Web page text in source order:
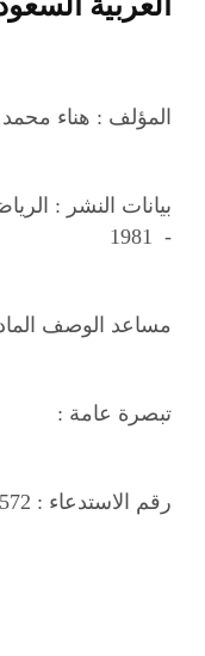
المؤلف : هناء
بيانات النشر :
- 1981
مساعد الوصف
تبصرة عامة :
رقم الاستدعاء :